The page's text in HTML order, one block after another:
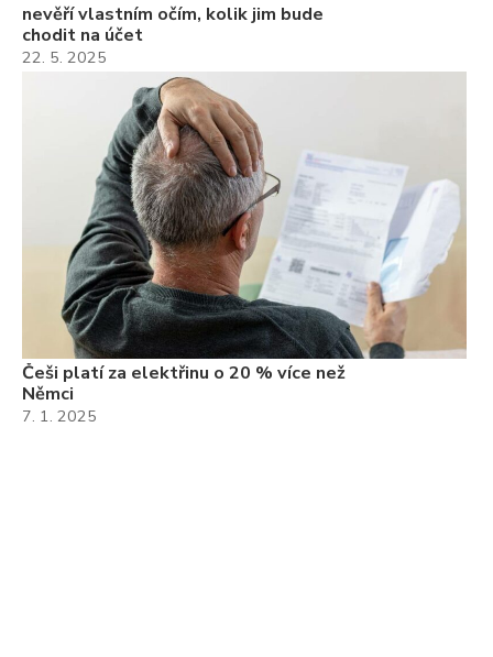
nevěří vlastním očím, kolik jim bude
chodit na účet
22. 5. 2025
Češi platí za elektřinu o 20 % více než
Němci
7. 1. 2025